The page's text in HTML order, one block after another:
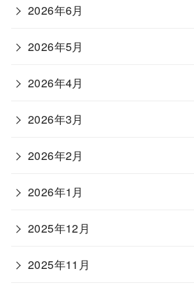
2026年6月
2026年5月
2026年4月
2026年3月
2026年2月
2026年1月
2025年12月
2025年11月